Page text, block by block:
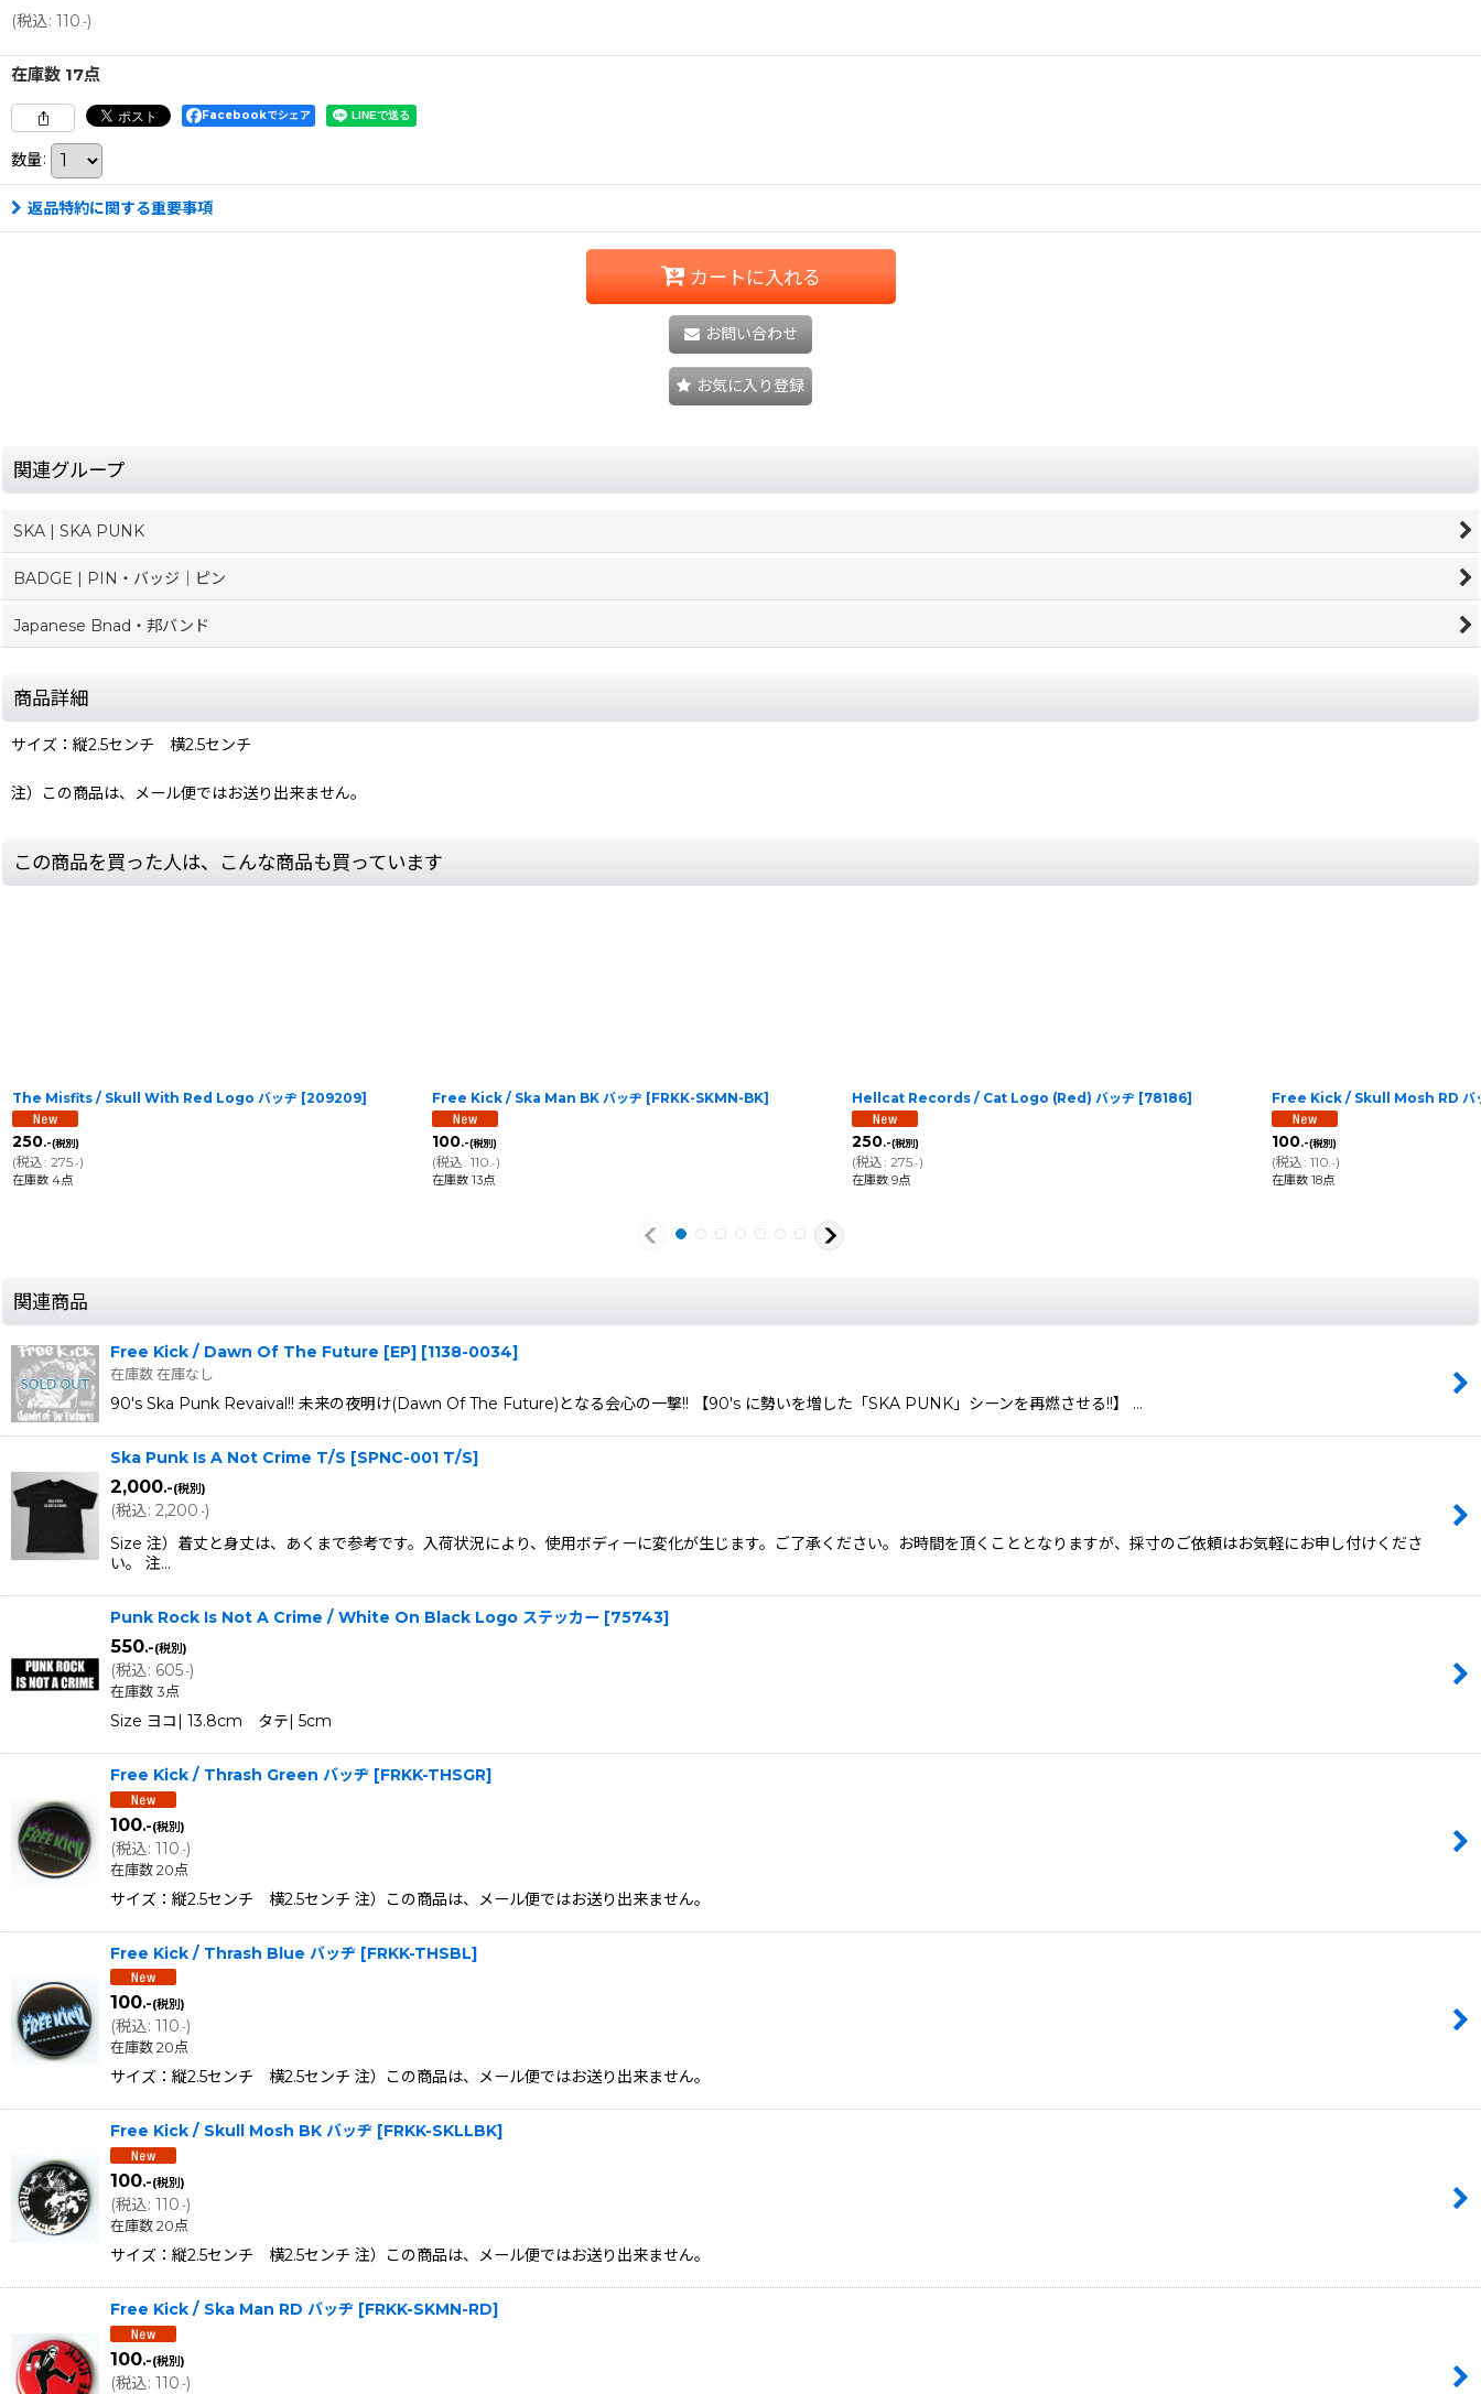
(税込: 110.-)
在庫数 17点
Facebookでシェア
数量:
返品特約に関する重要事項
カートに入れる
お問い合わせ
お気に入り登録
関連グループ
SKA | SKA PUNK
BADGE | PIN・バッジ｜ピン
Japanese Bnad・邦バンド
商品詳細
サイズ：縦2.5センチ 横2.5センチ
注）この商品は、メール便ではお送り出来ません。
この商品を買った人は、こんな商品も買っています
The Misfits / Skull With Red Logo バッヂ [209209]
250.-(税別)
(税込: 275.-)
在庫数 4点
Free Kick / Ska Man BK バッヂ [FRKK-SKMN-BK]
100.-(税別)
(税込: 110.-)
在庫数 13点
Hellcat Records / Cat Logo (Red) バッヂ [78186]
250.-(税別)
(税込: 275.-)
在庫数 9点
Free Kick / Skull Mosh RD バ
100.-(税別)
(税込: 110.-)
在庫数 18点
関連商品
Free Kick / Dawn Of The Future [EP] [1138-0034]
在庫数 在庫なし
90's Ska Punk Revaival!! 未来の夜明け(Dawn Of The Future)となる会心の一撃!! 【90's に勢いを増した「SKA PUNK」シーンを再燃させる!!】 …
Ska Punk Is A Not Crime T/S [SPNC-001 T/S]
2,000.-(税別)
(税込: 2,200.-)
Size 注）着丈と身丈は、あくまで参考です。入荷状況により、使用ボディーに変化が生じます。ご了承ください。お時間を頂くこととなりますが、採寸のご依頼はお気軽にお申し付けくださ
い。 注…
Punk Rock Is Not A Crime / White On Black Logo ステッカー [75743]
550.-(税別)
(税込: 605.-)
在庫数 3点
Size ヨコ| 13.8cm タテ| 5cm
Free Kick / Thrash Green バッヂ [FRKK-THSGR]
100.-(税別)
(税込: 110.-)
在庫数 20点
サイズ：縦2.5センチ 横2.5センチ 注）この商品は、メール便ではお送り出来ません。
Free Kick / Thrash Blue バッヂ [FRKK-THSBL]
100.-(税別)
(税込: 110.-)
在庫数 20点
サイズ：縦2.5センチ 横2.5センチ 注）この商品は、メール便ではお送り出来ません。
Free Kick / Skull Mosh BK バッヂ [FRKK-SKLLBK]
100.-(税別)
(税込: 110.-)
在庫数 20点
サイズ：縦2.5センチ 横2.5センチ 注）この商品は、メール便ではお送り出来ません。
Free Kick / Ska Man RD バッヂ [FRKK-SKMN-RD]
100.-(税別)
(税込: 110.-)